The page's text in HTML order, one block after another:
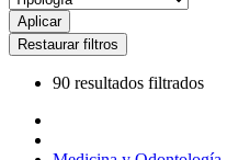
90 resultados filtrados